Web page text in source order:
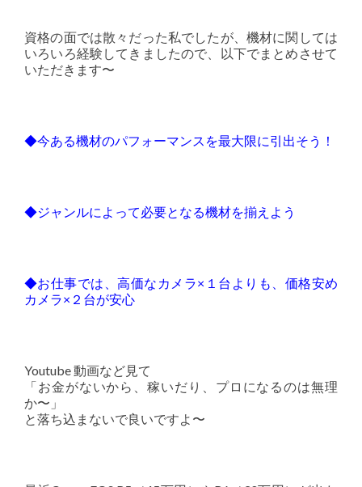
資格の面では散々だった私でしたが、機材に関しては
いろいろ経験してきましたので、以下でまとめさせて
いただきます〜
◆今ある機材のパフォーマンスを最大限に引出そう！
◆ジャンルによって必要となる機材を揃えよう
◆お仕事では、高価なカメラ×１台よりも、価格安め
カメラ×２台が安心
Youtube 動画など見て
「お金がないから、稼いだり、プロになるのは無理
か〜」
と落ち込まないで良いですよ〜